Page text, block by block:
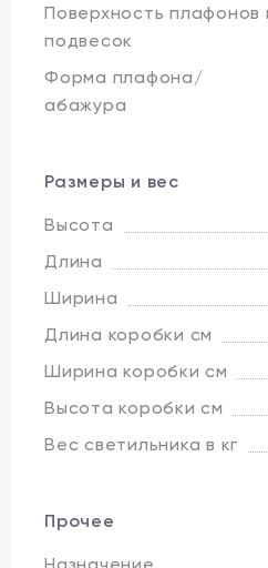
Поверхность плафонов
подвесок
Форма плафона/
абажура
Размеры и вес
Высота
Длина
Ширина
Длина коробки см
Ширина коробки см
Высота коробки см
Вес светильника в кг
Прочее
Назначение